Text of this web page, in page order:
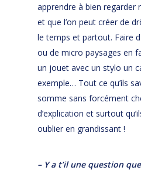
apprendre à bien regarder
et que l’on peut créer de
le temps et partout. Faire
ou de micro paysages en
un jouet avec un stylo un
exemple… Tout ce qu’ils
somme sans forcément
d’explication et surtout
oublier en grandissant !
– Y a t’il une question